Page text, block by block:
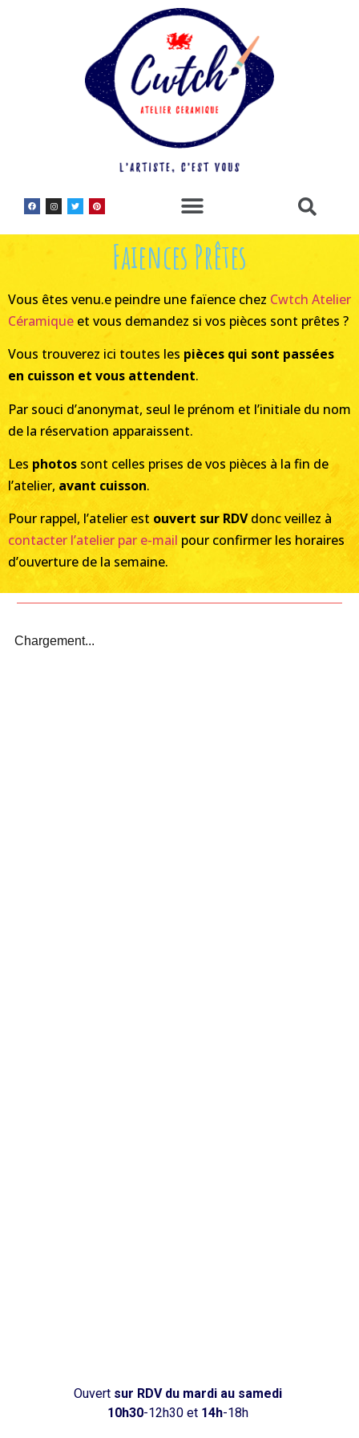
Faiences Prêtes
Vous êtes venu.e peindre une faïence chez Cwtch Atelier
Céramique et vous demandez si vos pièces sont prêtes ?
Vous trouverez ici toutes les pièces qui sont passées
en cuisson et vous attendent.
Par souci d’anonymat, seul le prénom et l’initiale du nom
de la réservation apparaissent.
Les photos sont celles prises de vos pièces à la fin de
l’atelier, avant cuisson.
Pour rappel, l’atelier est ouvert sur RDVdonc veillez à
contacter l’atelier par e-mail pour confirmer les horaires
d’ouverture de la semaine.
Ouvert sur RDV du mardi au samedi
10h30-12h30 et 14h-18h